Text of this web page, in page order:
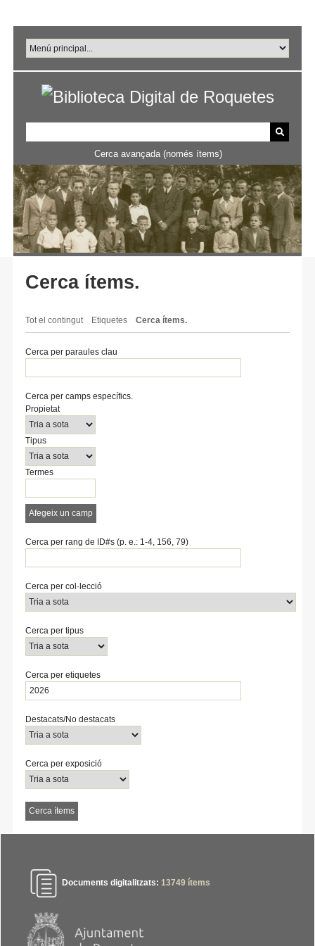
principal
Cerca avançada (només ítems)
Cerca ítems.
Tot el contingut Etiquetes Cerca ítems.
Cerca per paraules clau
Number
of
rows
in
"Cerca
per
específics.":
Cerca per camps específics.
Search
Property
Tipus
de
cerca
Termes
de
cerca
Search
Joiner
Propietat
Tipus
Termes
Afegeix un camp
Cerca per rang de ID#s (p. e.: 1-4, 156, 79)
Cerca per col·lecció
Cerca per tipus
Cerca per etiquetes
Destacats/No destacats
Cerca per exposició
Documents digitalitzats: 13749ítems